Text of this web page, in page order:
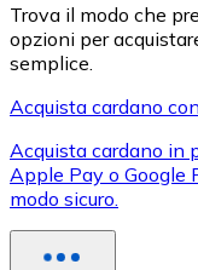
XRP
XRP
Trova il modo che
opzioni per
semplice.
Acquista cardano
Acquista cardano in
Apple Pay o Google
modo sicuro.